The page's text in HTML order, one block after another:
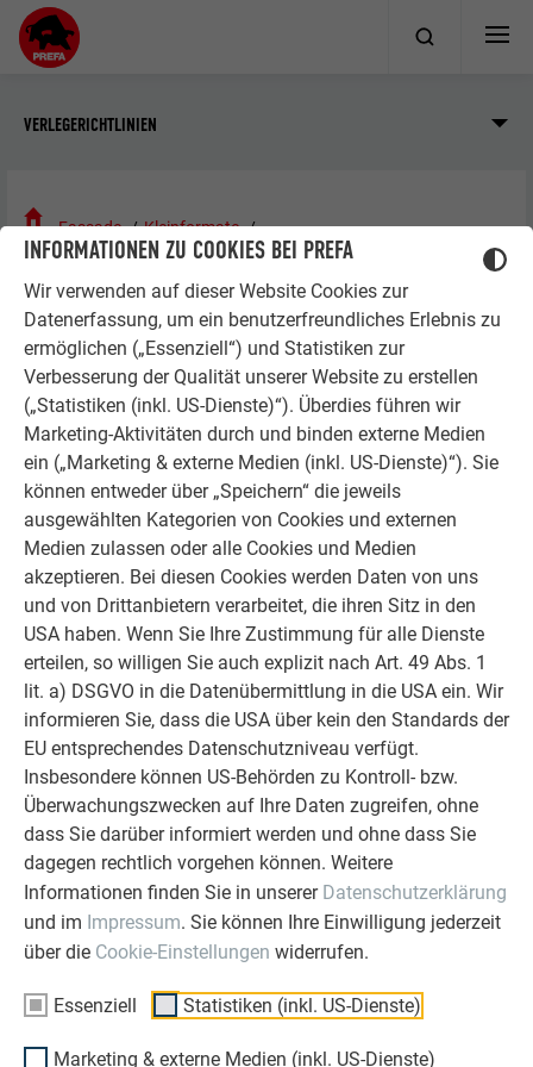
INFORMATIONEN ZU COOKIES BEI PREFA
Wir verwenden auf dieser Website Cookies zur
Datenerfassung, um ein benutzerfreundliches Erlebnis zu
ermöglichen („Essenziell“) und Statistiken zur
Verbesserung der Qualität unserer Website zu erstellen
(„Statistiken (inkl. US-Dienste)“). Überdies führen wir
Marketing-Aktivitäten durch und binden externe Medien
ein („Marketing & externe Medien (inkl. US-Dienste)“). Sie
können entweder über „Speichern“ die jeweils
ausgewählten Kategorien von Cookies und externen
Medien zulassen oder alle Cookies und Medien
akzeptieren. Bei diesen Cookies werden Daten von uns
und von Drittanbietern verarbeitet, die ihren Sitz in den
USA haben. Wenn Sie Ihre Zustimmung für alle Dienste
erteilen, so willigen Sie auch explizit nach Art. 49 Abs. 1
lit. a) DSGVO in die Datenübermittlung in die USA ein. Wir
informieren Sie, dass die USA über kein den Standards der
EU entsprechendes Datenschutzniveau verfügt.
Insbesondere können US-Behörden zu Kontroll- bzw.
Überwachungszwecken auf Ihre Daten zugreifen, ohne
dass Sie darüber informiert werden und ohne dass Sie
dagegen rechtlich vorgehen können. Weitere
Informationen finden Sie in unserer Datenschutzerklärung
und im Impressum. Sie können Ihre Einwilligung jederzeit
über die Cookie-Einstellungen widerrufen.
Essenziell Statistiken (inkl. US-Dienste)
Marketing & externe Medien (inkl. US-Dienste)
VERLEGERICHTLINIEN
Fassade
Kleinformate
Bearbeitung und Verlegung
Details und Anschlüsse
DETAILS UND ANSCHLÜSSE
HINWEIS
Sämtliche Ausführungsdetails wie z. B. Fensterbank,
Fenstersturz, Fensterlaibung bis hin zur Attika finden Sie
Planungsleitfaden Fassade.
ZURÜCK WEITER
ÜBER PREFA
Über uns
Nachhaltigkeit
Karriere
Zertifikate
Compliance
WIR HELFEN IHNEN
Fragen & Antworten
Prospekte bestellen
Angebot anfordern
Nützliche Links
Förderungen